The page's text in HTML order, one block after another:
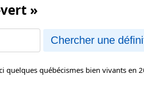
»
Chercher une
quelques québécismes bien vivants en